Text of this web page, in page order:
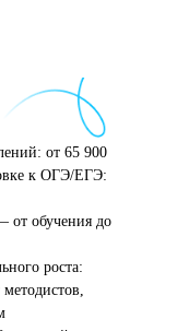
от 65 900
к ОГЭ/ЕГЭ:
от обучения до
роста:
методистов,